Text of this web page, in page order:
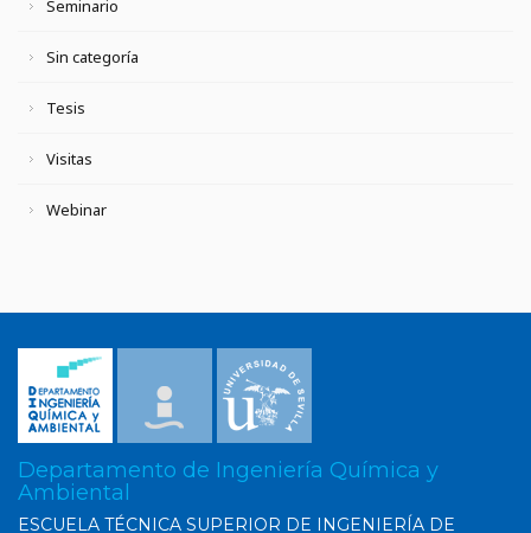
Seminario
Sin categoría
Tesis
Visitas
Webinar
Departamento de Ingeniería Química y
Ambiental
ESCUELA TÉCNICA SUPERIOR DE INGENIERÍA DE